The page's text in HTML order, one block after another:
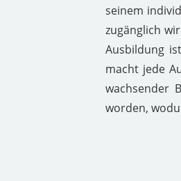
seinem
zugänglich
Ausbildung
macht jede
wachsender
worden,